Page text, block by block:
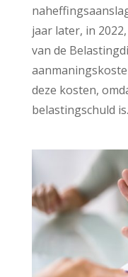
jaar later, in
van de
deze kosten,
belastingschuld